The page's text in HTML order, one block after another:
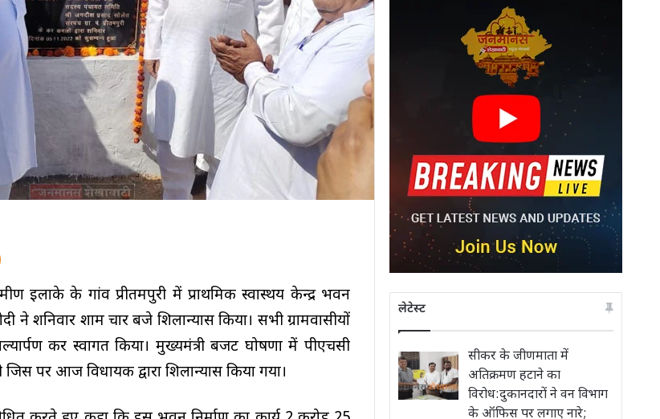
इलाके के गांव प्रीतमपुरी में प्राथमिक स्वास्थय केन्द्र भवन
ने शनिवार शाम चार बजे शिलान्यास किया। सभी ग्रामवासीयों
कर स्वागत किया। मुख्यमंत्री बजट घोषणा में पीएचसी
पर आज विधायक द्वारा शिलान्यास किया गया।
लेटेस्ट
सीकर के जीणमाता में
अतिक्रमण हटाने का
विरोध:दुकानदारों ने वन विभाग
के ऑफिस पर लगाए नारे;